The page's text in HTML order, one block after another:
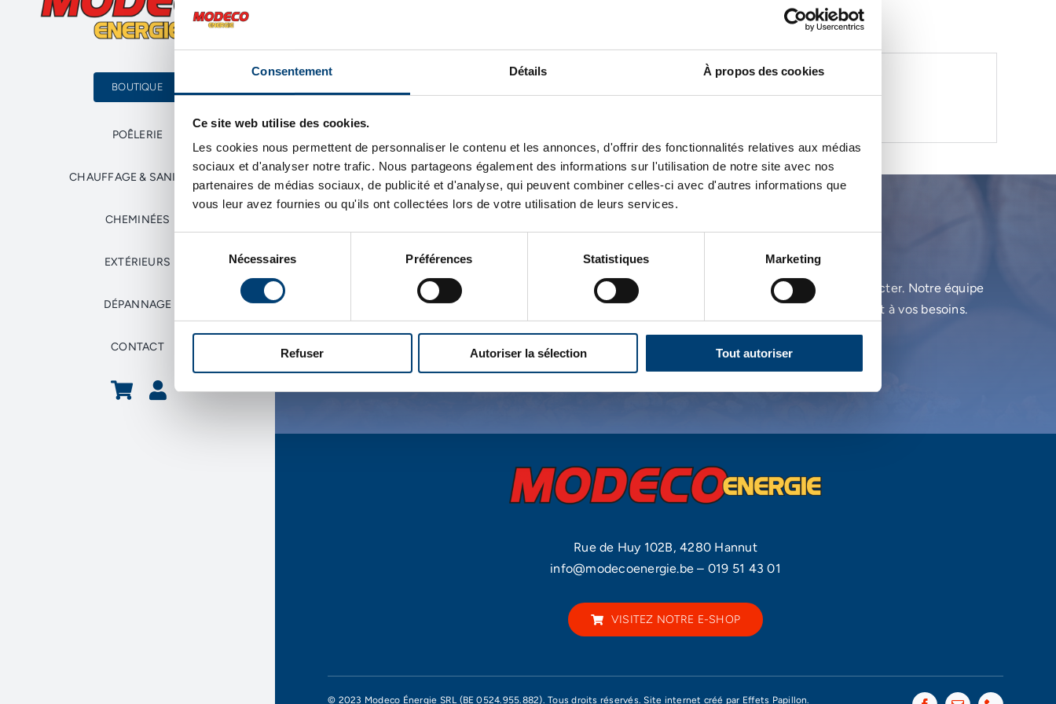
Consentement Détails À propos des cookies
Ce site web utilise des cookies.
Les cookies nous permettent de personnaliser le contenu et les annonces, d'offrir des fonctionnalités relatives aux médias
sociaux et d'analyser notre trafic. Nous partageons également des informations sur l'utilisation de notre site avec nos
partenaires de médias sociaux, de publicité et d'analyse, qui peuvent combiner celles-ci avec d'autres informations que
vous leur avez fournies ou qu'ils ont collectées lors de votre utilisation de leurs services.
consentement
Nécessaires Préférences Statistiques Marketing
Refuser Autoriser la sélection Tout autoriser
BOUTIQUE
POÊLERIE
CHAUFFAGE & SANITAIRE
CHEMINÉES
EXTÉRIEURS
DÉPANNAGE
CONTACT
DESCRIPTION PRODUIT
Une question ?
Pour plus d’informations sur ce produit ou sur nos autres produits, n’hésitez pas à nous contacter. Notre équipe
de professionnels pourra vous conseiller afin d’effectuer un choix éclairé et correspondant à vos besoins.
CONTACTEZ-NOUS
Rue de Huy 102B, 4280 Hannut
info@modecoenergie.be – 019 51 43 01
VISITEZ NOTRE E-SHOP
© 2023 Modeco Énergie SRL (BE 0524.955.882). Tous droits réservés. Site internet créé par Effets Papillon.